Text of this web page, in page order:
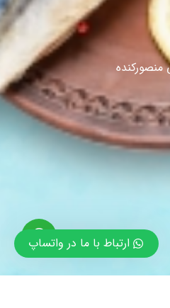
منصورکنده
ارتباط با ما در واتساپ